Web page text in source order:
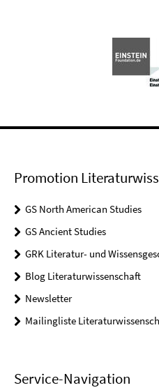
Promotion
GS North American Studies
GS Ancient Studies
GRK Literatur- und
Blog Literaturwissenschaft
Newsletter
Mailingliste
Service-Navigation